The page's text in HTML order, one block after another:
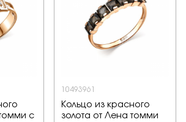
с
10493961
Кольцо из красного
золота от Лена томми